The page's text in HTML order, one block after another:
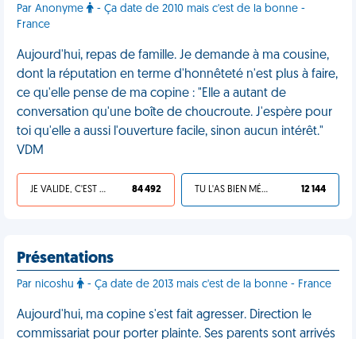
Par Anonyme
- Ça date de 2010 mais c'est de la bonne -
France
Aujourd'hui, repas de famille. Je demande à ma cousine,
dont la réputation en terme d'honnêteté n'est plus à faire,
ce qu'elle pense de ma copine : "Elle a autant de
conversation qu'une boîte de choucroute. J'espère pour
toi qu'elle a aussi l'ouverture facile, sinon aucun intérêt."
VDM
JE VALIDE, C'EST UNE VDM 84 492 TU L'AS BIEN MÉRITÉ 12 144
Présentations
Par nicoshu - Ça date de 2013 mais c'est de la bonne - France
Aujourd'hui, ma copine s'est fait agresser. Direction le
commissariat pour porter plainte. Ses parents sont arrivés